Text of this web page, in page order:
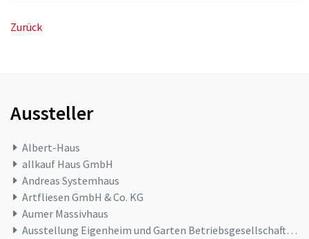
Zurück
Aussteller
Albert-Haus
allkauf Haus GmbH
Andreas Systemhaus
Artfliesen GmbH & Co. KG
Aumer Massivhaus
Ausstellung Eigenheim und Garten Betriebsgesellschaft mbH